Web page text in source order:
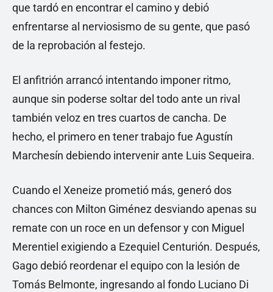
que tardó en encontrar el camino y debió
enfrentarse al nerviosismo de su gente, que pasó
de la reprobación al festejo.
El anfitrión arrancó intentando imponer ritmo,
aunque sin poderse soltar del todo ante un rival
también veloz en tres cuartos de cancha. De
hecho, el primero en tener trabajo fue Agustín
Marchesín debiendo intervenir ante Luis Sequeira.
Cuando el Xeneize prometió más, generó dos
chances con Milton Giménez desviando apenas su
remate con un roce en un defensor y con Miguel
Merentiel exigiendo a Ezequiel Centurión. Después,
Gago debió reordenar el equipo con la lesión de
Tomás Belmonte, ingresando al fondo Luciano Di